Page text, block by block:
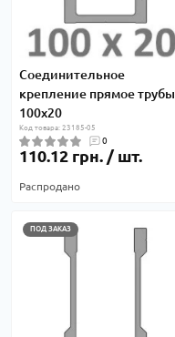
Соединительное
крепление прямое трубы
100х20
Код товара: 23185-05
0
110.12 грн. / шт.
Распродано
ПОД ЗАКАЗ